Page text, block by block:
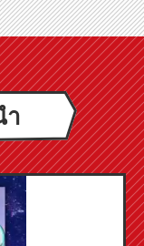
ำ